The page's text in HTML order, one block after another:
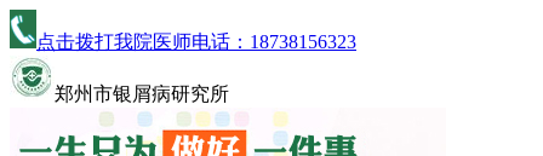
点击拨打我院医师电话： 18738156323
郑州市银屑病研究所